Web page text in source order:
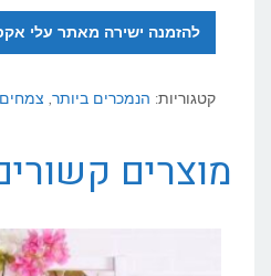
להזמנה ישירה מאתר עלי
קטגוריות: הנמכרים ביותר
מוצרים